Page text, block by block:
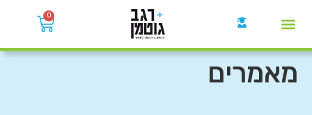
0
מאמרים